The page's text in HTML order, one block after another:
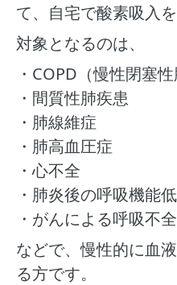
て、自宅で酸素吸入
対象となるのは、
・COPD（慢性閉塞性
・間質性肺疾患
・肺線維症
・肺高血圧症
・心不全
・肺炎後の呼吸機能
・がんによる呼吸不全
などで、慢性的に血
る方です。